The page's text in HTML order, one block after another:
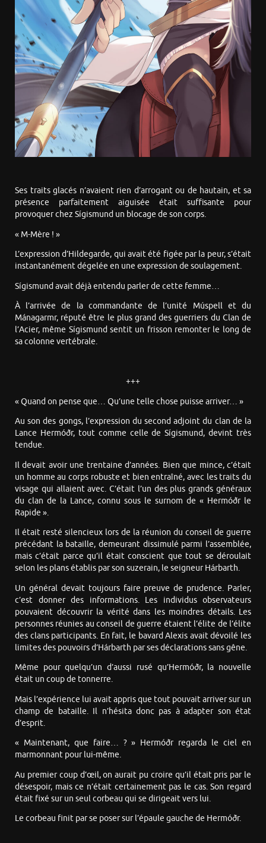
Ses traits glacés n’avaient rien d’arrogant ou de hautain, et sa
présence parfaitement aiguisée était suffisante pour
provoquer chez Sígismund un blocage de son corps.
« M-Mère ! »
L’expression d’Hildegarde, qui avait été figée par la peur, s’était
instantanément dégelée en une expression de soulagement.
Sígismund avait déjà entendu parler de cette femme…
À l’arrivée de la commandante de l’unité Múspell et du
Mánagarmr, réputé être le plus grand des guerriers du Clan de
l’Acier, même Sígismund sentit un frisson remonter le long de
sa colonne vertébrale.
+++
« Quand on pense que… Qu’une telle chose puisse arriver… »
Au son des gongs, l’expression du second adjoint du clan de la
Lance Hermóðr, tout comme celle de Sígismund, devint très
tendue.
Il devait avoir une trentaine d’années. Bien que mince, c’était
un homme au corps robuste et bien entraîné, avec les traits du
visage qui allaient avec. C’était l’un des plus grands généraux
du clan de la Lance, connu sous le surnom de « Hermóðr le
Rapide ».
Il était resté silencieux lors de la réunion du conseil de guerre
précédant la bataille, demeurant dissimulé parmi l’assemblée,
mais c’était parce qu’il était conscient que tout se déroulait
selon les plans établis par son suzerain, le seigneur Hárbarth.
Un général devait toujours faire preuve de prudence. Parler,
c’est donner des informations. Les individus observateurs
pouvaient découvrir la vérité dans les moindres détails. Les
personnes réunies au conseil de guerre étaient l’élite de l’élite
des clans participants. En fait, le bavard Alexis avait dévoilé les
limites des pouvoirs d’Hárbarth par ses déclarations sans gêne.
Même pour quelqu’un d’aussi rusé qu’Hermóðr, la nouvelle
était un coup de tonnerre.
Mais l’expérience lui avait appris que tout pouvait arriver sur un
champ de bataille. Il n’hésita donc pas à adapter son état
d’esprit.
« Maintenant, que faire… ? » Hermóðr regarda le ciel en
marmonnant pour lui-même.
Au premier coup d’œil, on aurait pu croire qu’il était pris par le
désespoir, mais ce n’était certainement pas le cas. Son regard
était fixé sur un seul corbeau qui se dirigeait vers lui.
Le corbeau finit par se poser sur l’épaule gauche de Hermóðr.